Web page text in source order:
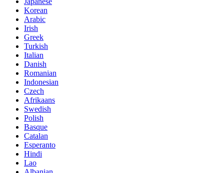
Korean
Arabic
Irish
Greek
Turkish
Italian
Danish
Romanian
Indonesian
Czech
Afrikaans
Swedish
Polish
Basque
Catalan
Esperanto
Hindi
Lao